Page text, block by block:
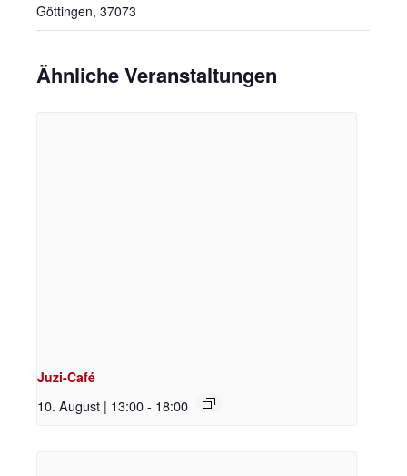
Göttingen, 37073
Ähnliche Veranstaltungen
Juzi-Café
10. August | 13:00- 18:00